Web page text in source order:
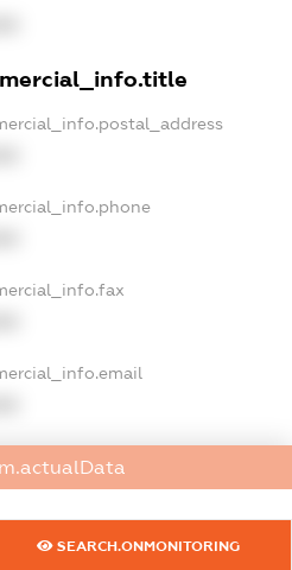
SEARCH.ONMONITORING